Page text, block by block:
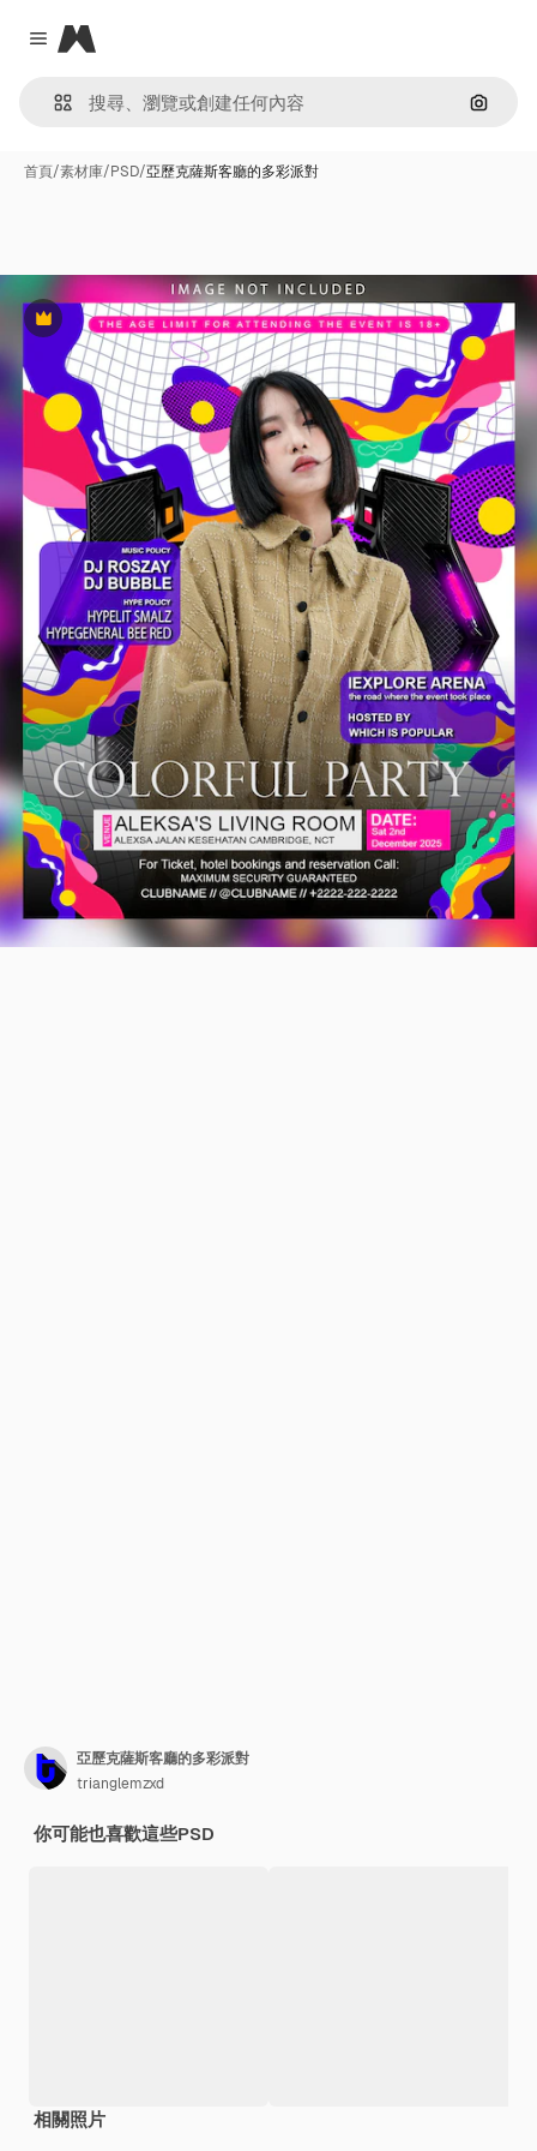
Close menu
Magnific
通過圖
首頁/素材庫/PSD/亞歷克薩斯客廳的多彩派對
Premium
亞歷克薩斯客廳的多彩派對
trianglemzxd
你可能也喜歡這些PSD
相關照片